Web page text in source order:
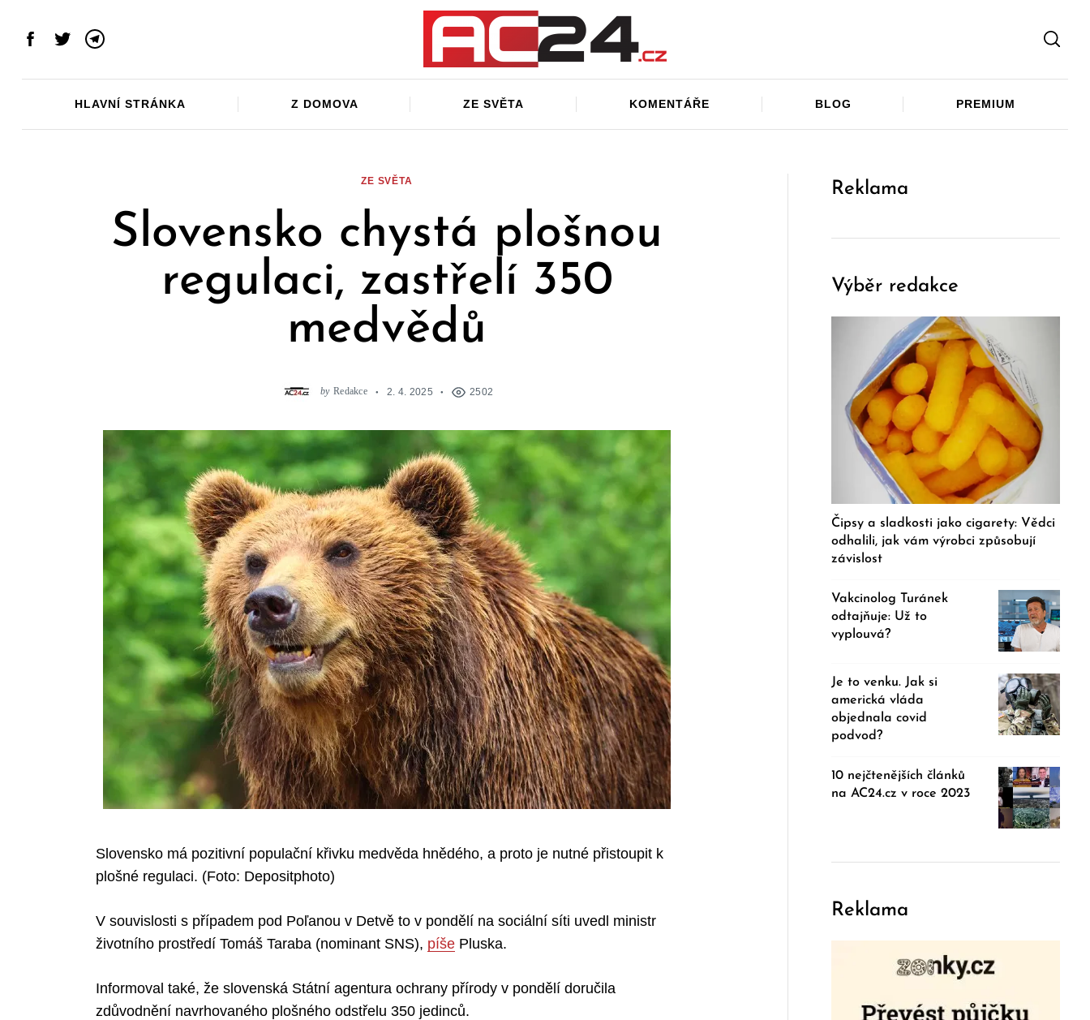
Facebook
TwitterTelegram
HLAVNÍ STRÁNKA Z DOMOVA ZE SVĚTA KOMENTÁŘE BLOG PREMIUM
ZE SVĚTA
Slovensko chystá plošnou
regulaci, zastřelí 350
medvědů
by Redakce 2. 4. 2025 2502
Slovensko má pozitivní populační křivku medvěda hnědého, a proto je nutné přistoupit k
plošné regulaci. (Foto: Depositphoto)
V souvislosti s případem pod Poľanou v Detvě to v pondělí na sociální síti uvedl ministr
životního prostředí Tomáš Taraba (nominant SNS), píšePluska.
Informoval také, že slovenská Státní agentura ochrany přírody v pondělí doručila
zdůvodnění navrhovaného plošného odstřelu 350 jedinců.
Reklama
Výběr redakce
Čipsy a sladkosti jako cigarety: Vědci
odhalili, jak vám výrobci způsobují
závislost
Vakcinolog Turánek
odtajňuje: Už to
vyplouvá?
Je to venku. Jak si
americká vláda
objednala covid
podvod?
10 nejčtenějších článků
na AC24.cz v roce 2023
Reklama